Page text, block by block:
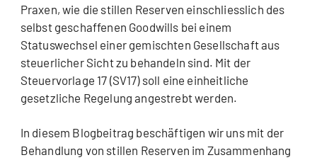
Praxen, wie die stillen Reserven einschliesslich des
selbst geschaffenen Goodwills bei einem
Statuswechsel einer gemischten Gesellschaft aus
steuerlicher Sicht zu behandeln sind. Mit der
Steuervorlage 17 (SV17) soll eine einheitliche
gesetzliche Regelung angestrebt werden.
In diesem Blogbeitrag beschäftigen wir uns mit der
Behandlung von stillen Reserven im Zusammenhang